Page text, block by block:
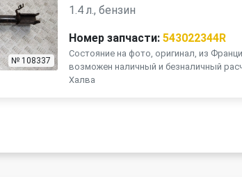
№ 108337
1.4 л., бензин
Номер запчасти: 543022344R
Состояние на фото, оригинал, из
возможен наличный и безналичный
Халва